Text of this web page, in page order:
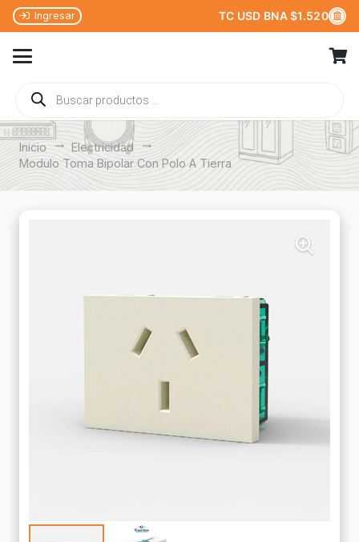
Ingresar TC USD BNA $1.520
Búsqueda
de
productos
Inicio trending_flat Electricidad trending_flat
Modulo Toma Bipolar Con Polo A Tierra